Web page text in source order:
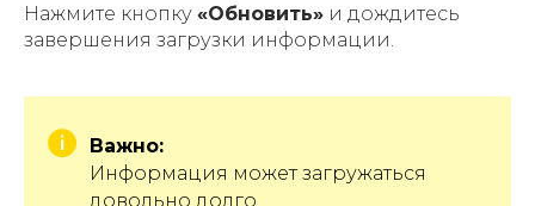
Нажмите кнопку «Обновить» и дождитесь
завершения загрузки информации.
Важно:
Информация может загружаться
довольно долго.